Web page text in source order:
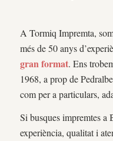
A Tormiq Impremta,
més de 50 anys
gran format. Ens
1968, a prop de
com per a particulars,
Si busques impremtes a
experiència, qualitat i